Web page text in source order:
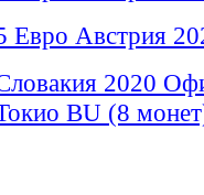
Евро Австрия
2020
BU (8